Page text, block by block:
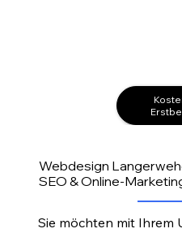
Webdesign
SEO & Online-
Sie möchten mit Ihrem